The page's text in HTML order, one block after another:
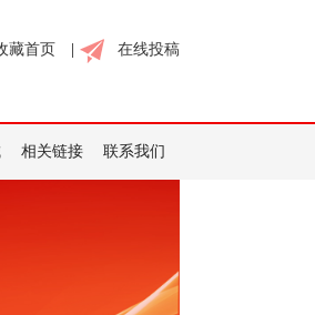
藏首页 在线投稿
相关链接 联系我们